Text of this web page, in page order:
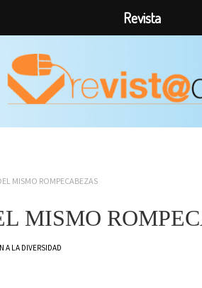
MISMO ROMPECABEZAS
MISMO
A LA DIVERSIDAD
Revista